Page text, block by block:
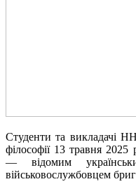
Студенти та викладачі
філософії 13 травня
— відомим
військовослужбовцем